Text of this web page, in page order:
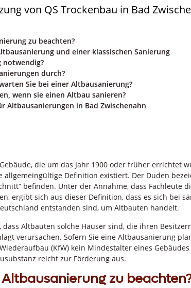
von QS Trockenbau in Bad
zu beachten?
und einer klassischen Sanierung
notwendig?
durch?
Sie bei einer Altbausanierung?
wenn sie einen Altbau sanieren?
Altbausanierungen in Bad Zwischenahn
die um das Jahr 1900 oder früher errichtet
allgemeingültige Definition existiert. Der Duden
befinden. Unter der Annahme, dass Fachleute
ergibt sich aus dieser Definition, dass es sich bei
entstanden sind, um Altbauten handelt.
Altbauten solche Häuser sind, die ihren
verursachen. Sofern Sie eine Altbausanierung
(KfW) kein Mindestalter eines
reicht zur Förderung aus.
zu